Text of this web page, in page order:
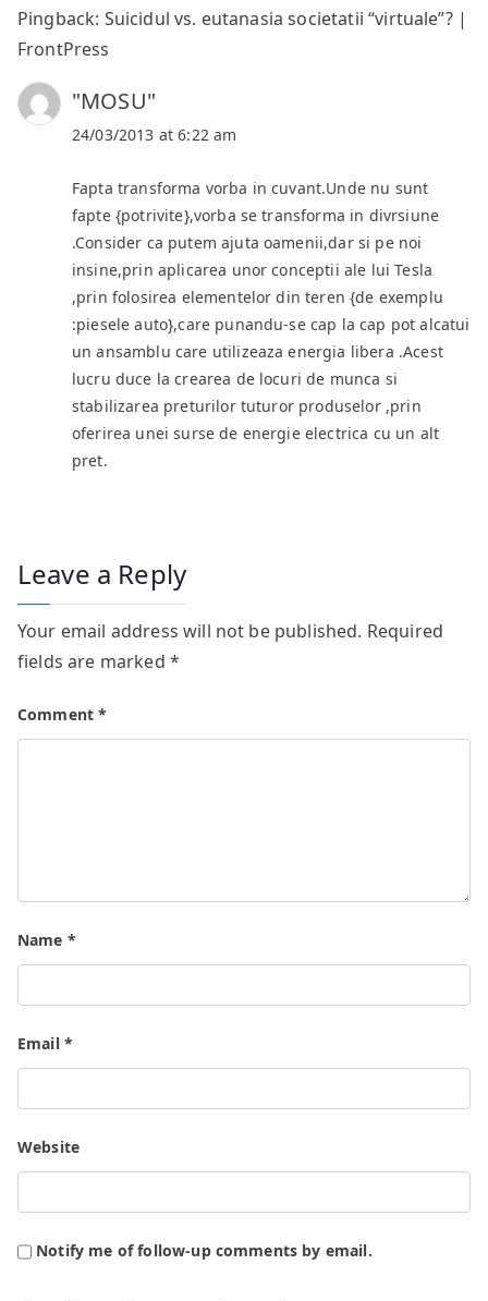
Pingback: Suicidul vs. eutanasia societatii “virtuale”? |
FrontPress
"MOSU"
24/03/2013 at 6:22 am
Fapta transforma vorba in cuvant.Unde nu sunt
fapte {potrivite},vorba se transforma in divrsiune
.Consider ca putem ajuta oamenii,dar si pe noi
insine,prin aplicarea unor conceptii ale lui Tesla
,prin folosirea elementelor din teren {de exemplu
:piesele auto},care punandu-se cap la cap pot alcatui
un ansamblu care utilizeaza energia libera .Acest
lucru duce la crearea de locuri de munca si
stabilizarea preturilor tuturor produselor ,prin
oferirea unei surse de energie electrica cu un alt
pret.
Leave a Reply
Your email address will not be published. Required
fields are marked *
Comment*
Name *
Email *
Website
Notify me of follow-up comments by email.